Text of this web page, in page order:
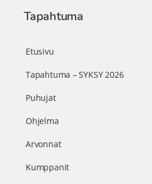
Tapahtuma
Etusivu
Tapahtuma – SYKSY 2026
Puhujat
Ohjelma
Arvonnat
Kumppanit